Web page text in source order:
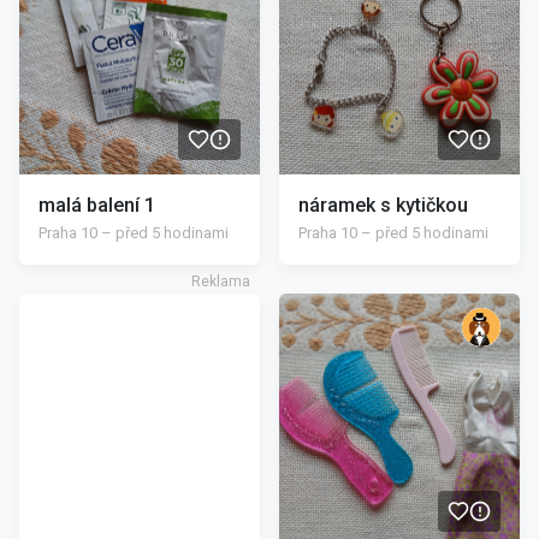
malá balení 1
Praha 10 – před 5 hodinami
náramek s kytičkou
Praha 10 – před 5 hodinami
/>